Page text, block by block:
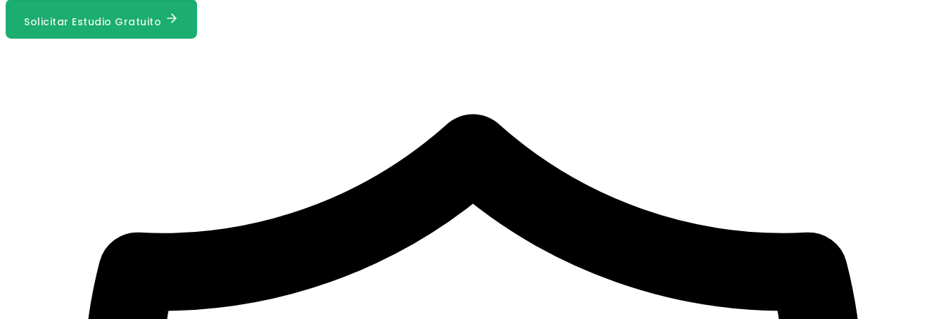
Solicitar Estudio Gratuito